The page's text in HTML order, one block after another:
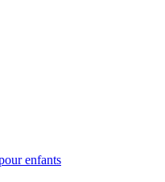
enfants